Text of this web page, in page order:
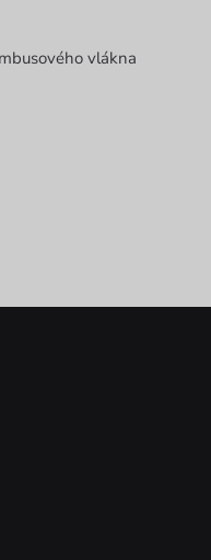
vlákna